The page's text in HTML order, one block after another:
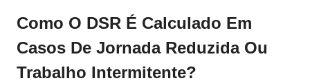
Como O DSR É Calculado Em
Casos De Jornada Reduzida Ou
Trabalho Intermitente?